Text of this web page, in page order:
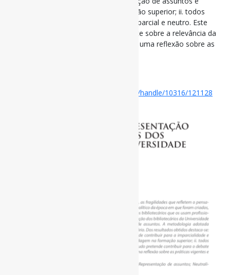
defendem a sua abordagem na formação superior; ii. todos
consideram que a neutralidade é ser imparcial e neutro. Este
estudo pretende contribuir para o debate sobre a relevância da
neutralidade na catalogação, propondo uma reflexão sobre as
https://estudogeral.uc.pt/handle/10316/121128